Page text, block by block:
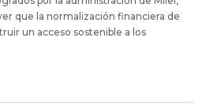
que la normalización financiera de
un acceso sostenible a los